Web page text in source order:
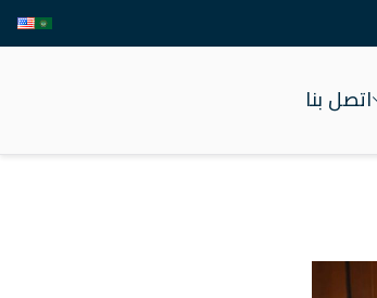
اتصل بنا